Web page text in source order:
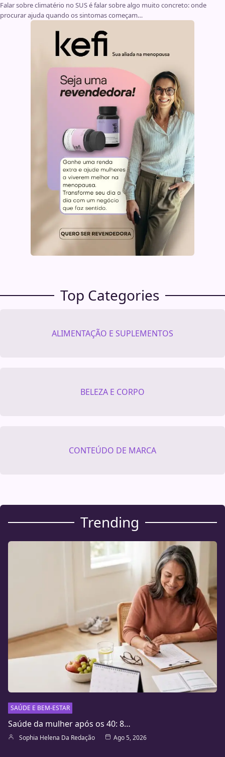
Falar sobre climatério no SUS é falar sobre algo muito concreto: onde
procurar ajuda quando os sintomas começam…
Top Categories
ALIMENTAÇÃO E SUPLEMENTOS
BELEZA E CORPO
CONTEÚDO DE MARCA
Trending
SAÚDE E BEM-ESTAR
Saúde da mulher após os 40: 8…
Sophia Helena Da Redação Ago 5, 2026